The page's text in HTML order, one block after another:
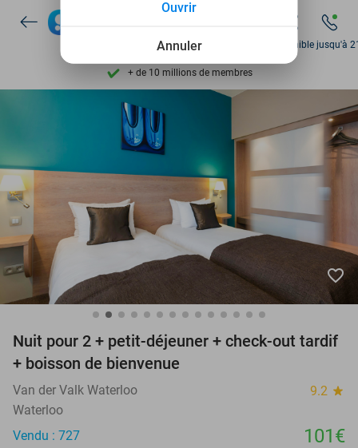
Découvrez + de 15.000 deals
Disponible 7 jours par semaine
+ de 10 millions de membres
Découvrez + de 15.000 deals
Disponible 7 jours par semaine
+ de 10 millions de membres
Disponible jusqu'à
favorite_border
Nuit pour 2 + petit-déjeuner + check-out tardif
+ boisson de bienvenue
Van der Valk Waterloo 9.2 star
Waterloo
Vendu : 727
101€
Annuler
Ouvrir